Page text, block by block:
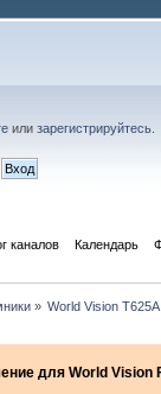
или зарегистрируйтесь
каналов Календарь
» World Vision
для World